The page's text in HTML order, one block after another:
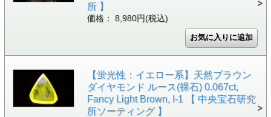
所 】
価格： 8,980円(税込)
【蛍光性：イエロー系】天然ブラウン
ダイヤモンド ルース(裸石) 0.067ct,
Fancy Light Brown, I-1 【 中央宝石研究
所ソーティング 】